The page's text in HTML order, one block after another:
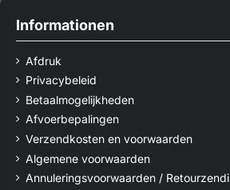
Informationen
Afdruk
Privacybeleid
Betaalmogelijkheden
Afvoerbepalingen
Verzendkosten en voorwaarden
Algemene voorwaarden
Annuleringsvoorwaarden /